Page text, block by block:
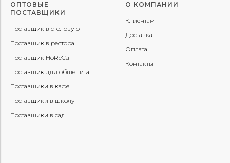
ОПТОВЫЕ
ПОСТАВЩИКИ
Поставщик в столовую
Поставщик в ресторан
Поставщик HoReCa
Поставщик для общепита
Поставщики в кафе
Поставщики в школу
Поставщики в сад
О КОМПАНИИ
Клиентам
Доставка
Оплата
Контакты